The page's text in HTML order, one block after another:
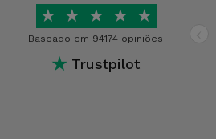
★ ★ ★ ★ ★
Baseado em 94174 opiniões
★ Trustpilot